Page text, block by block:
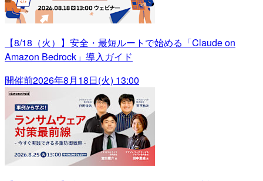
【8/18（火）】安全・最短ルートで始める「Claude on
Amazon Bedrock」導入ガイド
開催前2026年8月18日(火) 13:00